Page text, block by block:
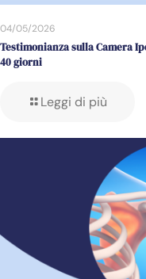
04/05/2026
Testimonianza sulla Camera
40 giorni
Leggi di più